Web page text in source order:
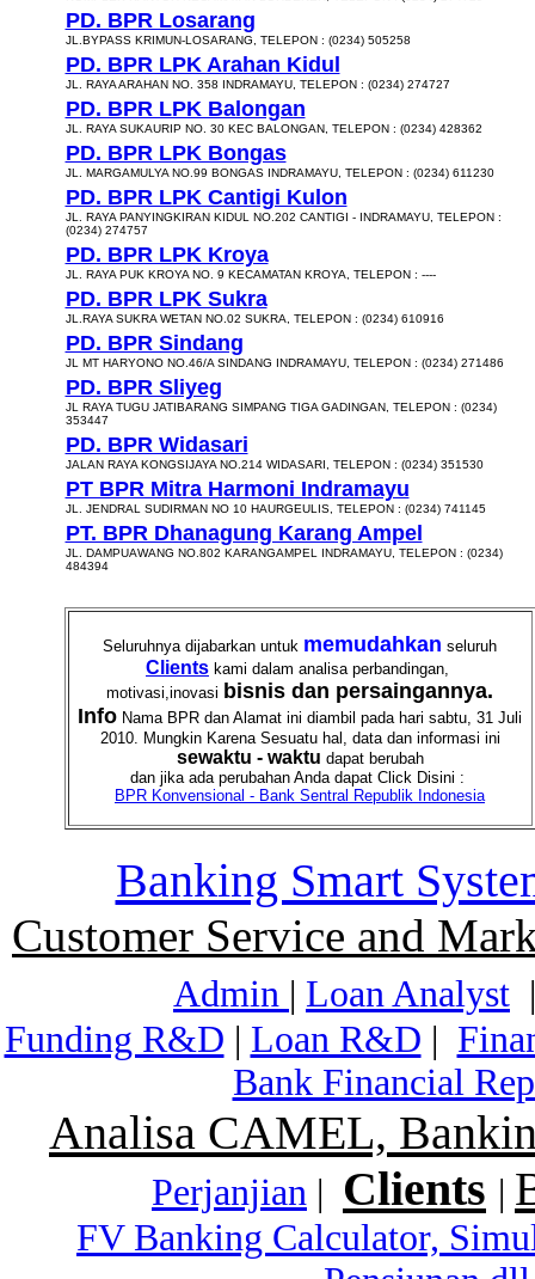
PD. BPR Losarang
JL.BYPASS KRIMUN-LOSARANG, TELEPON : (0234) 505258
PD. BPR LPK Arahan Kidul
JL. RAYA ARAHAN NO. 358 INDRAMAYU, TELEPON : (0234) 274727
PD. BPR LPK Balongan
JL. RAYA SUKAURIP NO. 30 KEC BALONGAN, TELEPON : (0234) 428362
PD. BPR LPK Bongas
JL. MARGAMULYA NO.99 BONGAS INDRAMAYU, TELEPON : (0234) 611230
PD. BPR LPK Cantigi Kulon
JL. RAYA PANYINGKIRAN KIDUL NO.202 CANTIGI - INDRAMAYU, TELEPON :
(0234) 274757
PD. BPR LPK Kroya
JL. RAYA PUK KROYA NO. 9 KECAMATAN KROYA, TELEPON : ----
PD. BPR LPK Sukra
JL.RAYA SUKRA WETAN NO.02 SUKRA, TELEPON : (0234) 610916
PD. BPR Sindang
JL MT HARYONO NO.46/A SINDANG INDRAMAYU, TELEPON : (0234) 271486
PD. BPR Sliyeg
JL RAYA TUGU JATIBARANG SIMPANG TIGA GADINGAN, TELEPON : (0234)
353447
PD. BPR Widasari
JALAN RAYA KONGSIJAYA NO.214 WIDASARI, TELEPON : (0234) 351530
PT BPR Mitra Harmoni Indramayu
JL. JENDRAL SUDIRMAN NO 10 HAURGEULIS, TELEPON : (0234) 741145
PT. BPR Dhanagung Karang Ampel
JL. DAMPUAWANG NO.802 KARANGAMPEL INDRAMAYU, TELEPON : (0234)
484394
Seluruhnya dijabarkan untuk memudahkan seluruh
Clients kami dalam analisa perbandingan,
motivasi,inovasi bisnis dan persaingannya.
Info Nama BPR dan Alamat ini diambil pada hari sabtu, 31 Juli
2010. Mungkin Karena Sesuatu hal, data dan informasi ini
sewaktu - waktu dapat berubah
dan jika ada perubahan Anda dapat Click Disini :
BPR Konvensional - Bank Sentral Republik Indonesia
Banking Smart
Customer Service and
Admin | Loan Analyst
Funding R&D | Loan R&D |
Bank Financial
Analisa CAMEL,
Perjanjian | Clients |
FV Banking Calculator,